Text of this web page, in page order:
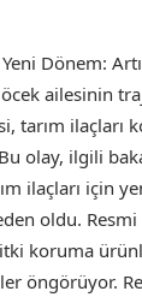
Dönem:
ailesinin
tarım ilaçları
olay, ilgili
ilaçları için
oldu. Resmi
koruma
öngörüyor.